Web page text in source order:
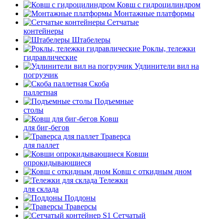
Ковш с гидроцилиндром
Монтажные платформы
Сетчатые
контейнеры
Штабелеры
Роклы, тележки
гидравлические
Удлинители вил на
погрузчик
Скоба
паллетная
Подъемные
столы
Ковш
для биг-бегов
Траверса
для паллет
Ковши
опрокидывающиеся
Ковш с откидным дном
Тележки
для склада
Поддоны
Траверсы
Сетчатый